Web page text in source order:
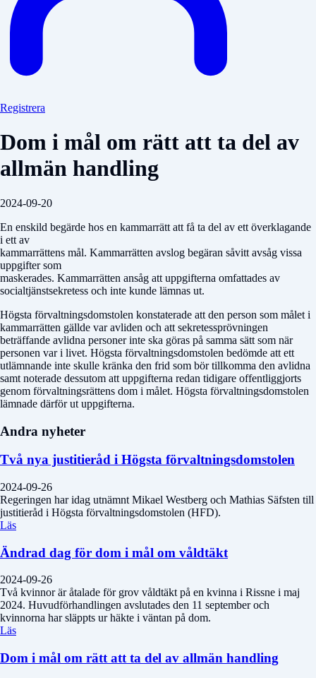
Registrera
Dom i mål om rätt att ta del av
allmän handling
2024-09-20
En enskild begärde hos en kammarrätt att få ta del av ett överklagande
i ett av
kammarrättens mål. Kammarrätten avslog begäran såvitt avsåg vissa
uppgifter som
maskerades. Kammarrätten ansåg att uppgifterna omfattades av
socialtjänstsekretess och inte kunde lämnas ut.
Högsta förvaltningsdomstolen konstaterade att den person som målet i
kammarrätten gällde var avliden och att sekretessprövningen
beträffande avlidna personer inte ska göras på samma sätt som när
personen var i livet. Högsta förvaltningsdomstolen bedömde att ett
utlämnande inte skulle kränka den frid som bör tillkomma den avlidna
samt noterade dessutom att uppgifterna redan tidigare offentliggjorts
genom förvaltningsrättens dom i målet. Högsta förvaltningsdomstolen
lämnade därför ut uppgifterna.
Andra nyheter
Två nya justitieråd i Högsta förvaltningsdomstolen
2024-09-26
Regeringen har idag utnämnt Mikael Westberg och Mathias Säfsten till
justitieråd i Högsta förvaltningsdomstolen (HFD).
Läs
Ändrad dag för dom i mål om våldtäkt
2024-09-26
Två kvinnor är åtalade för grov våldtäkt på en kvinna i Rissne i maj
2024. Huvudförhandlingen avslutades den 11 september och
kvinnorna har släppts ur häkte i väntan på dom.
Läs
Dom i mål om rätt att ta del av allmän handling